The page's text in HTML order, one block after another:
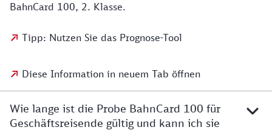
BahnCard 100, 2. Klasse.
Tipp: Nutzen Sie das Prognose-Tool
Diese Information in neuem Tab öffnen
Wie lange ist die Probe BahnCard 100 für
Geschäftsreisende gültig und kann ich sie